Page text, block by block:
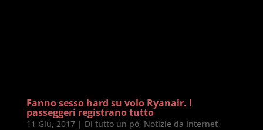
Fanno sesso hard su volo Ryanair. I
passeggeri registrano tutto
11 Giu, 2017| Di tutto un pò, Notizie da Internet